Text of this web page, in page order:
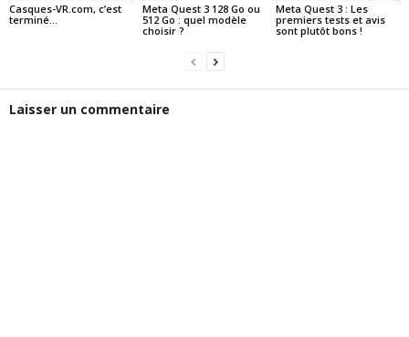
Casques-VR.com, c’est
terminé…
Meta Quest 3 128 Go ou
512 Go : quel modèle
choisir ?
Meta Quest 3 : Les
premiers tests et avis
sont plutôt bons !
Laisser un commentaire